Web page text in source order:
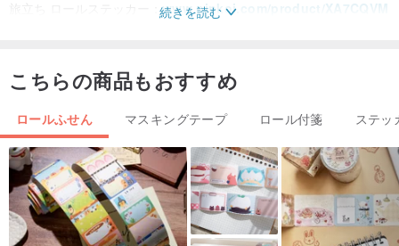
旅立ち ロールステッカー：www.pinkoi.com/product/XA7CQVM
hevDq25x
メモステッカーの詳細：
続きを読む
こちらの商品もおすすめ
ロールふせん マスキングテープ ロール付箋 ステッ